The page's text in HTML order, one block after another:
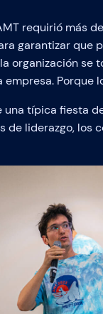
requirió más
garantizar que
organización se
Porque
una típica fiesta
liderazgo, los